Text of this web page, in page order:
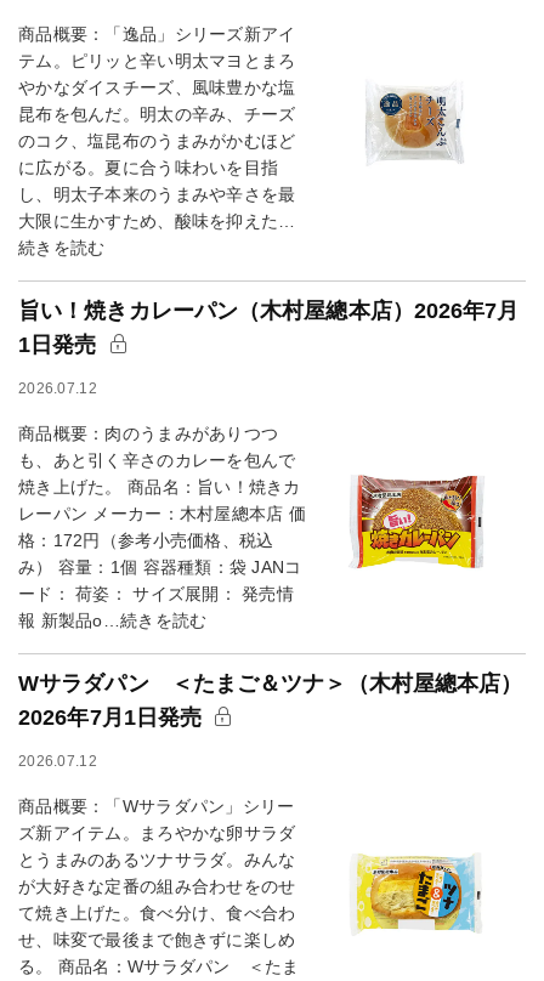
商品概要：「逸品」シリーズ新アイ
テム。ピリッと辛い明太マヨとまろ
やかなダイスチーズ、風味豊かな塩
昆布を包んだ。明太の辛み、チーズ
のコク、塩昆布のうまみがかむほど
に広がる。夏に合う味わいを目指
し、明太子本来のうまみや辛さを最
大限に生かすため、酸味を抑えた…
続きを読む
旨い！焼きカレーパン（木村屋總本店）2026年7月
1日発売
2026.07.12
商品概要：肉のうまみがありつつ
も、あと引く辛さのカレーを包んで
焼き上げた。 商品名：旨い！焼きカ
レーパン メーカー：木村屋總本店 価
格：172円（参考小売価格、税込
み） 容量：1個 容器種類：袋 JANコ
ード： 荷姿： サイズ展開： 発売情
報 新製品o…続きを読む
Wサラダパン ＜たまご＆ツナ＞（木村屋總本店）
2026年7月1日発売
2026.07.12
商品概要：「Wサラダパン」シリー
ズ新アイテム。まろやかな卵サラダ
とうまみのあるツナサラダ。みんな
が大好きな定番の組み合わせをのせ
て焼き上げた。食べ分け、食べ合わ
せ、味変で最後まで飽きずに楽しめ
る。 商品名：Wサラダパン ＜たま